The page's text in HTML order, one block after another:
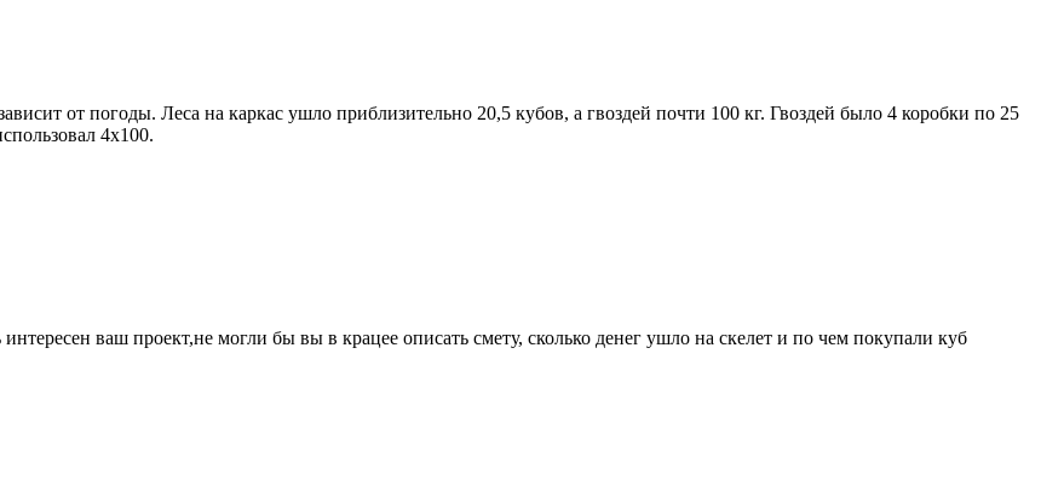
от погоды. Леса на каркас ушло приблизительно 20,5 кубов, а гвоздей почти 100 кг. Гвоздей было 4 коробки по 25
4х100.
ваш проект,не могли бы вы в крацее описать смету, сколько денег ушло на скелет и по чем покупали куб